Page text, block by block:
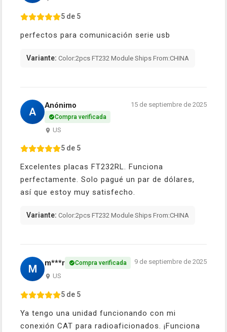
5 de 5
perfectos para comunicación serie usb
Variante: Color:2pcs FT232 Module Ships From:CHINA
A
Anónimo
Compra verificada
US
15 de septiembre de 2025
5 de 5
Excelentes placas FT232RL. Funciona
perfectamente. Solo pagué un par de dólares,
así que estoy muy satisfecho.
Variante: Color:2pcs FT232 Module Ships From:CHINA
M m***r Compra verificada
US
9 de septiembre de 2025
5 de 5
Ya tengo una unidad funcionando con mi
conexión CAT para radioaficionados. ¡Funciona